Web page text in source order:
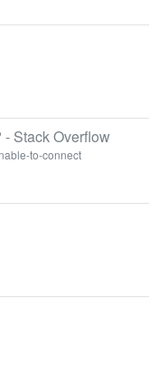
Stack Overflow
to-connect